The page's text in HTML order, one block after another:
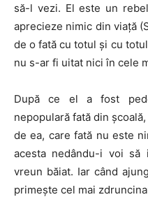
să-l vezi. El este un
aprecieze nimic din viaţă
de o fată cu totul şi cu
nu s-ar fi uitat nici în cele
După ce el a fost
nepopulară fată din
de ea, care fată nu este
acesta nedându-i voi
vreun băiat. Iar când
primeşte cel mai